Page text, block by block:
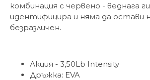
комбинация с червено - веднага ги
идентифицира и няма да остави
безразличен.
Акция - 3,50Lb Intensity
Дръжка: EVA